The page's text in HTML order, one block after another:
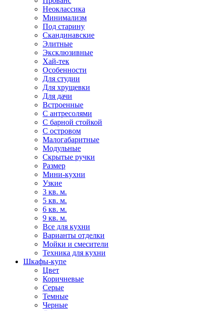
Неоклассика
Минимализм
Под старину
Скандинавские
Элитные
Эксклюзивные
Хай-тек
Особенности
Для студии
Для хрущевки
Для дачи
Встроенные
С антресолями
С барной стойкой
С островом
Малогабаритные
Модульные
Скрытые ручки
Размер
Мини-кухни
Узкие
3 кв. м.
5 кв. м.
6 кв. м.
9 кв. м.
Все для кухни
Варианты отделки
Мойки и смесители
Техника для кухни
Шкафы-купе
Цвет
Коричневые
Серые
Темные
Черные